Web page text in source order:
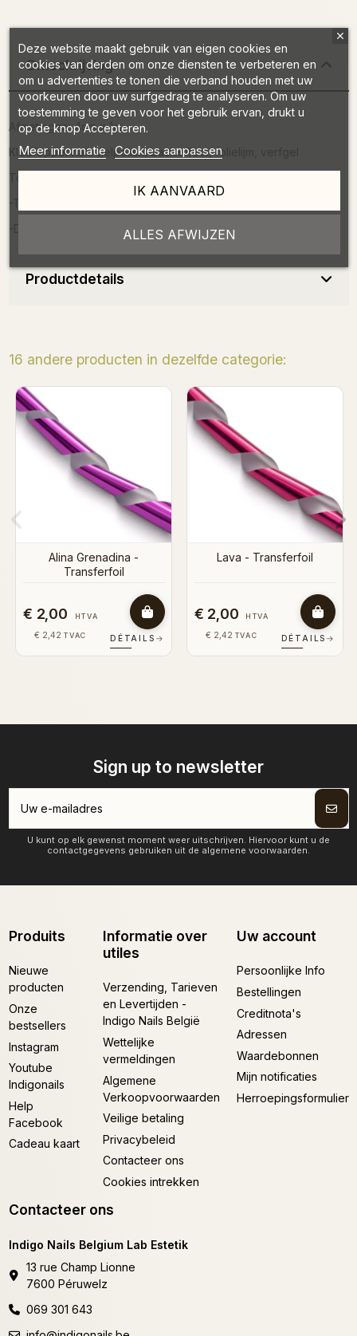
Omschrijving
Afmetingen: 4cm x 1m
Kleefoppervlak: gelpolish, basiseffect, folielijm, verfgel
-Doe er een top coat overheen en katalyseer
Productdetails
16 andere producten in dezelfde categorie:
Lava - Transferfoil
€ 2,00 HTVA
€ 2,42 TVAC DÉTAILS →
Trance Floor transfer foil
€ 2,00 HTVA
€ 2,42 TVAC DÉTAILS →
Sign up to newsletter
U kunt op elk gewenst moment weer uitschrijven. Hiervoor kunt u de
contactgegevens gebruiken uit de algemene voorwaarden.
Produits
Nieuwe
producten
Onze
bestsellers
Instagram
Youtube
Indigonails
Help
Facebook
Cadeau kaart
Informatie over
utiles
Verzending, Tarieven
en Levertijden -
Indigo Nails België
Wettelijke
vermeldingen
Algemene
Verkoopvoorwaarden
Veilige betaling
Privacybeleid
Contacteer ons
Cookies intrekken
Uw account
Persoonlijke Info
Bestellingen
Creditnota's
Adressen
Waardebonnen
Mijn notificaties
Herroepingsformulier
Contacteer ons
Indigo Nails Belgium Lab Estetik
13 rue Champ Lionne
7600 Péruwelz
069 301 643
Deze website maakt gebruik van eigen cookies en
cookies van derden om onze diensten te verbeteren en
om u advertenties te tonen die verband houden met uw
voorkeuren door uw surfgedrag te analyseren. Om uw
toestemming te geven voor het gebruik ervan, drukt u
op de knop Accepteren.
Meer informatie Cookies aanpassen
ALLES AFWIJZEN
IK AANVAARD